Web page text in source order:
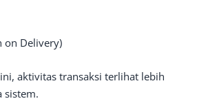
on Delivery)
aktivitas transaksi terlihat lebih
sistem.